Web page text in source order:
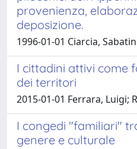
provenienza,
deposizione.
1996-01-01 Ciarcia,
I cittadini attivi come
dei territori
2015-01-01 Ferrara, Luigi;
I congedi "familiari"
genere e culturale